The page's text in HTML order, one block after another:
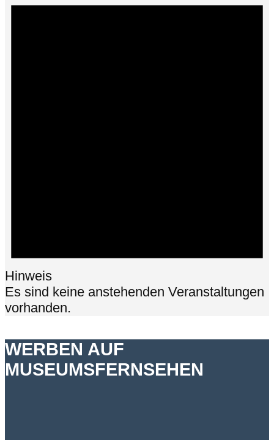
Hinweis
Es sind keine anstehenden Veranstaltungen
vorhanden.
WERBEN AUF
MUSEUMSFERNSEHEN